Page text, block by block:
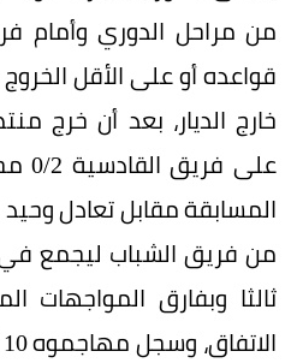
من مراحل الدوري وأمام
قواعده أو على الأقل
خارج الديار، بعد أن خرج
على
المسابقة مقابل تعادل
ثالثا وبفارق المواجهات